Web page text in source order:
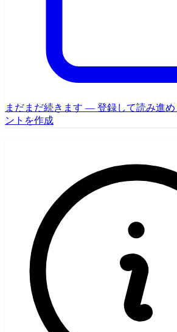
まだまだ続きます — 登録して読み進め
ントを作成